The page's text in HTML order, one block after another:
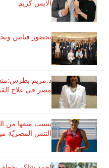
الايس كريم
بحضور فنانين
مصر فى علاج
بسبب منعها من
التنس​ المصريّة